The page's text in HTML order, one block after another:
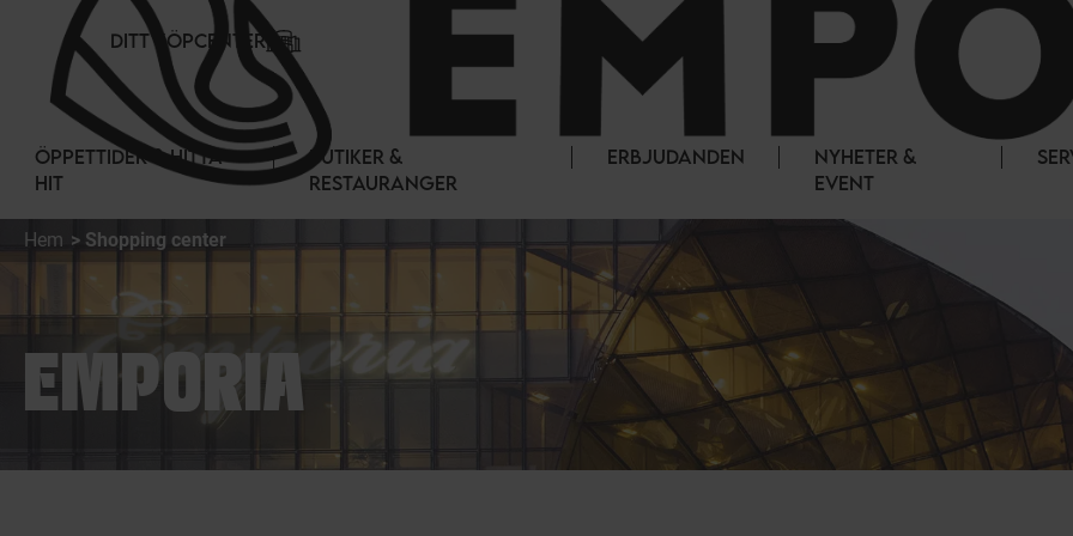
DITT KÖPCENTER
ÖPPETTIDER & HITTA
HIT
BUTIKER &
RESTAURANGER
ERBJUDANDEN
NYHETER &
EVENT
Hem Shopping center
EMPORIA
Cookie- hanteringspanel